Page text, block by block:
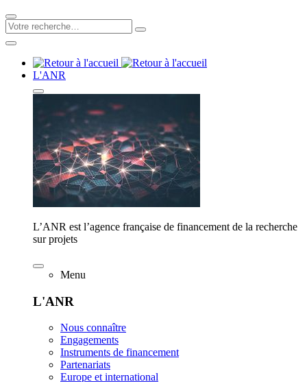
L'ANR
L’ANR est l’agence française de financement de la recherche
sur projets
Menu
L'ANR
Nous connaître
Engagements
Instruments de financement
Partenariats
Europe et international